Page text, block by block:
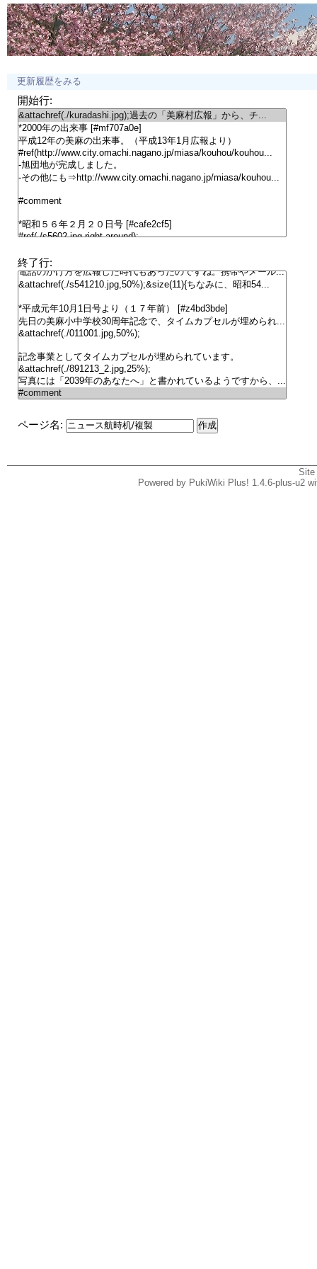
更新履歴をみる
開始行:
終了行:
ページ名:
Powered by PukiWiki Plus! 1.4.6-plus-u2